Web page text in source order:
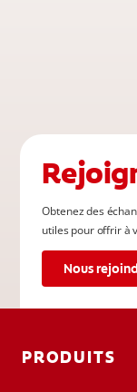
Obtenez des
utiles pour offrir à
Nous
PRODUITS